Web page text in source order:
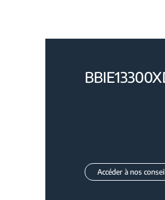
Accéder à nos